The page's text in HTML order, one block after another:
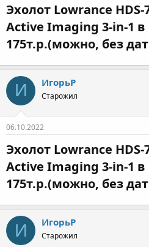
Эхолот Lowrance
Active Imaging 3-in-1
175т.р.(можно, без
И ИгорьР
Старожил
06.10.2022
Эхолот Lowrance
Active Imaging 3-in-1
175т.р.(можно, без
И ИгорьР
Старожил